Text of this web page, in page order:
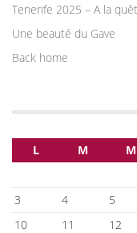
Tenerife 2025 – A la
Une beauté du Gave
Back home
L
M M
3
4 5
10
11 12